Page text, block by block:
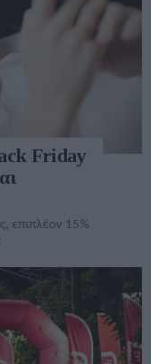
Friday
επιπλέον 15%